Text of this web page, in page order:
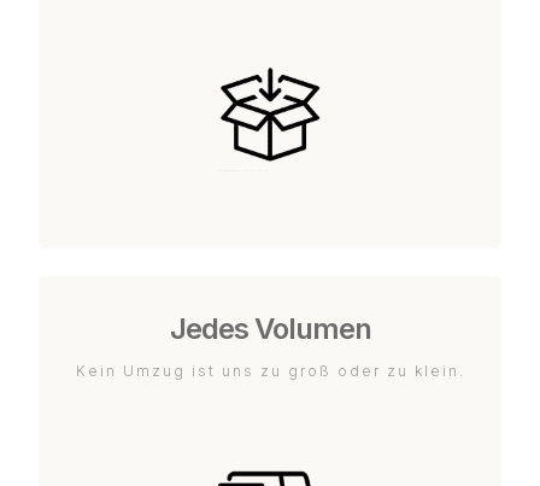
Jedes Volumen
Kein Umzug ist uns zu groß oder zu klein.